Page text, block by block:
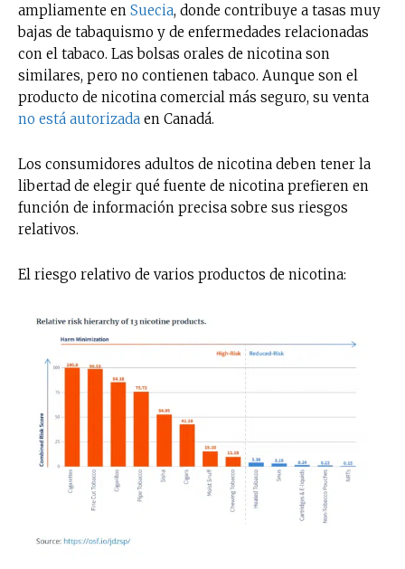
ampliamente en Suecia, donde contribuye a tasas muy
bajas de tabaquismo y de enfermedades relacionadas
con el tabaco. Las bolsas orales de nicotina son
similares, pero no contienen tabaco. Aunque son el
producto de nicotina comercial más seguro, su venta
no está autorizada en Canadá.
Los consumidores adultos de nicotina deben tener la
libertad de elegir qué fuente de nicotina prefieren en
función de información precisa sobre sus riesgos
relativos.
El riesgo relativo de varios productos de nicotina: